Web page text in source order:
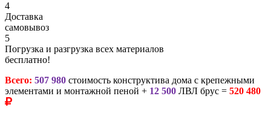
4
Доставка
самовывоз
5
Погрузка и разгрузка всех материалов
бесплатно!
Всего: 507 980 стоимость конструктива дома с крепежными
элементами и монтажной пеной + 12 500 ЛВЛ брус = 520 480